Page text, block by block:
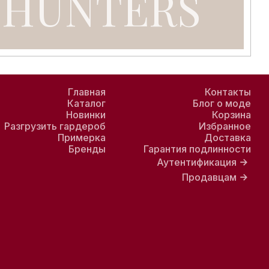
Главная
Каталог
Новинки
Разгрузить гардероб
Примерка
Бренды
Контакты
Блог о моде
Корзина
Избранное
Доставка
Гарантия подлинности
Аутентификация
Продавцам